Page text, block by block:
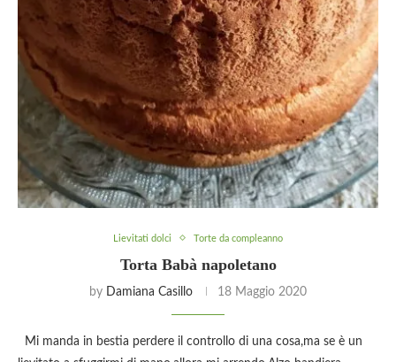
Lievitati dolci Torte da compleanno
Torta Babà napoletano
by Damiana Casillo 18 Maggio 2020
Mi manda in bestia perdere il controllo di una cosa,ma se è un